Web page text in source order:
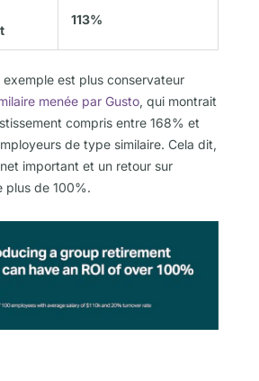
113%
est plus conservateur
menée par Gusto, qui montrait
compris entre 168% et
de type similaire. Cela dit,
important et un retour sur
plus de 100%.